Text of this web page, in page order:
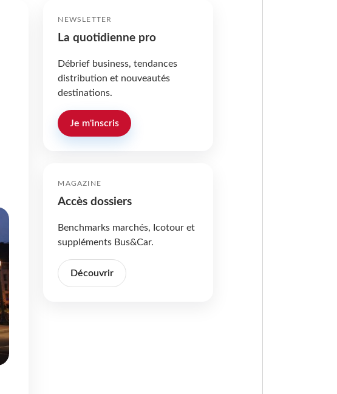
NEWSLETTER
La quotidienne pro
Débrief business, tendances
distribution et nouveautés
destinations.
Je m'inscris
MAGAZINE
Accès dossiers
Benchmarks marchés, Icotour et
suppléments Bus&Car.
Découvrir